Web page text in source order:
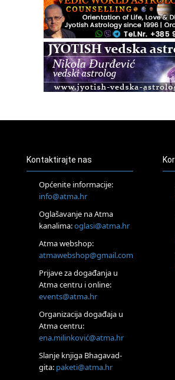
Zagreb
Osnovna radionica za izscjeljivanje
Healing course)
Access BARS®, otpusti stres
Access Energetski Facelift®
Tečaj Višeg Vodstva, razvijanja intuicije i
25.08.
Upisi u program Profesionalni
generacija kreće 25.08. 2026.
Online
Škola BaZi – put prema dubljem
Visoko
Alemka Dauskardt – Jednodnevna
konstelacija
Online
SPAVAJ… Priče za lakšu noć
Zagreb
HOD PO ŽERAVICI – Seminar koji mijenja
SoulFest – Festival glazbe, mudrosti i
Kontaktirajte nas
Općenite informacije:
info@atma.hr
Oglašavanje na Atma
kanalima:oglasi@atma.hr
Atma webshop:
atmawebshop@gmail.com
Prijave za događanja u
Atma centru i online:
events@atma.hr
Organizacija događaja u
Atma centru:
ena.milinković@atma.hr
Slanje knjiga Bhagavad-
gita: paketi@atma.hr